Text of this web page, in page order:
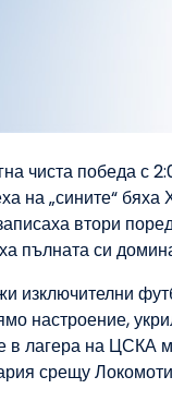
чиста победа с
на „сините“
втори
пълната си
изключителни
настроение,
в лагера на ЦСКА
срещу